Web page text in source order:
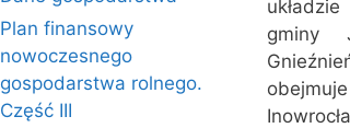
gminy
Plan finansowy
nowoczesnego
gospodarstwa rolnego.
Część III